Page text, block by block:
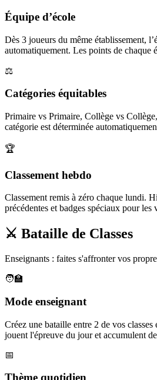
Équipe d’école
Dès 3 joueurs du même établissement,
automatiquement. Les points de chaque
⚖️
Catégories équitables
Primaire vs Primaire, Collège vs
catégorie est déterminée
🏆
Classement hebdo
Classement remis à zéro chaque lundi.
précédentes et badges spéciaux pour les
⚔️ Bataille de Classes
Enseignants : faites s'affronter vos
🧑‍🏫
Mode enseignant
Créez une bataille entre 2 de vos
jouent l'épreuve du jour et accumulent
📅